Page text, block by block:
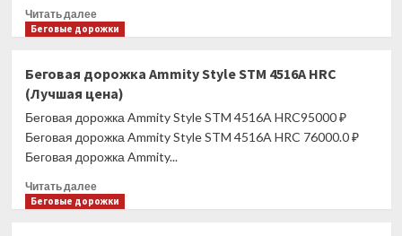
цена)
Читать далееПрочитать
больше
дорожка
AMMITY
Valentina
(Лучшая
цена)
Беговые дорожки
Беговая дорожка Ammity Style STM 4516A HRC
(Лучшая цена)
Беговая дорожка Ammity Style STM 4516A HRC95000 ₽
Беговая дорожка Ammity Style STM 4516A HRC 76000.0 ₽
Беговая дорожка Ammity...
Читать далееПрочитать
больше
Беговые дорожки